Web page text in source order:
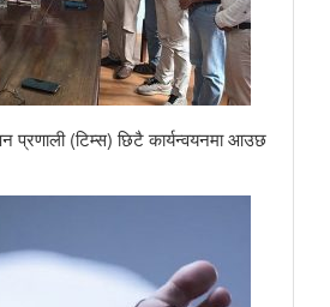
प्रणाली (टिम्स) छिटै कार्यन्वयनमा आउछ